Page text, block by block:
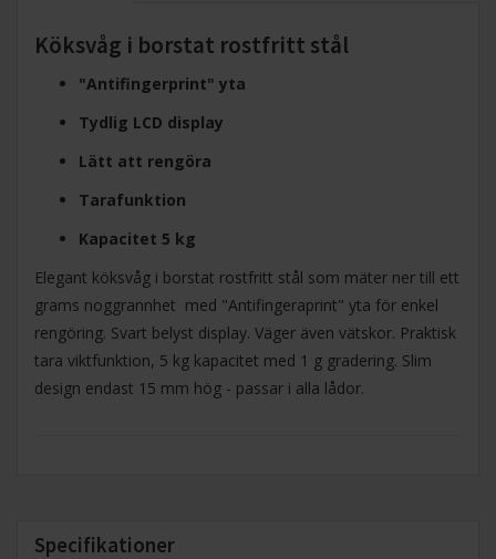
Köksvåg i borstat rostfritt stål
"Antifingerprint" yta
Tydlig LCD display
Lätt att rengöra
Tarafunktion
Kapacitet 5 kg
Elegant köksvåg i borstat rostfritt stål som mäter ner till ett
grams noggrannhet med "Antifingeraprint" yta för enkel
rengöring. Svart belyst display. Väger även vätskor. Praktisk
tara viktfunktion, 5 kg kapacitet med 1 g gradering. Slim
design endast 15 mm hög - passar i alla lådor.
Specifikationer